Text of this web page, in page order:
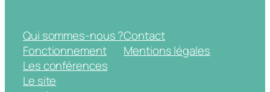
Qui sommes-nous ?
Fonctionnement
Les conférences
Le site
Contact
Mentions légales